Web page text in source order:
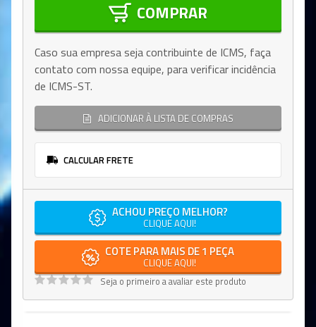
COMPRAR
Caso sua empresa seja contribuinte de ICMS, faça
contato com nossa equipe, para verificar incidência
de ICMS-ST.
ADICIONAR À LISTA DE COMPRAS
CALCULAR FRETE
ACHOU PREÇO MELHOR?
CLIQUE AQUI!
COTE PARA MAIS DE 1 PEÇA
CLIQUE AQUI!
Seja o primeiro a avaliar este produto